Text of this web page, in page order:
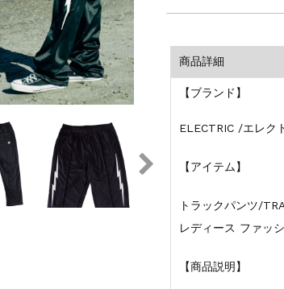
商品詳細
【ブランド】
ELECTRIC /エレク
【アイテム】
トラックパンツ/
レディース ファッ
【商品説明】